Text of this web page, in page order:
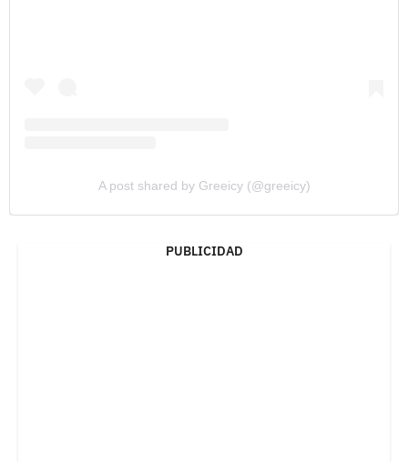
A post shared by Greeicy (@greeicy)
PUBLICIDAD